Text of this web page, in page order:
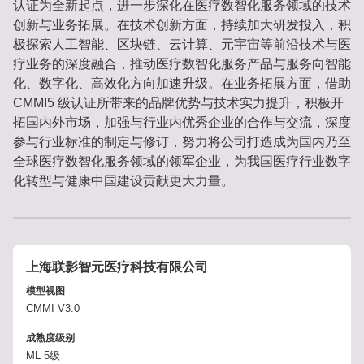
认证为全新起点，进一步深化在医疗数智化服务领域的技术
创新与业务拓展。在技术创新方面，持续加大研发投入，积
极探索人工智能、区块链、云计算、元宇宙等前沿技术与医
疗业务的深度融合，推动医疗数智化服务产品与服务向智能
化、数字化、高效化方向加速升级。在业务拓展方面，借助
CMMI5 级认证所带来的品牌优势与技术实力提升，积极开
拓国内外市场，加强与行业内优秀企业的合作与交流，深度
参与行业标准的制定与修订，努力将公司打造成为国内乃至
全球医疗数智化服务领域的领军企业，为我国医疗行业数字
化转型与健康中国建设贡献更大力量。
上海联影智元医疗科技有限公司
模型视图
CMMI V3.0
成熟度级别
ML 5级